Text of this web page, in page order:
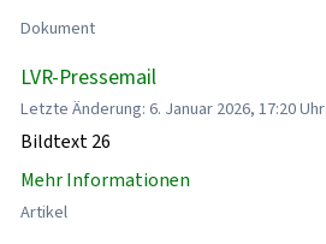
Dokument
LVR-Pressemail
Letzte Änderung: 6. Januar 2026, 17:20 Uhr
Bildtext 26
Mehr Informationen
Artikel